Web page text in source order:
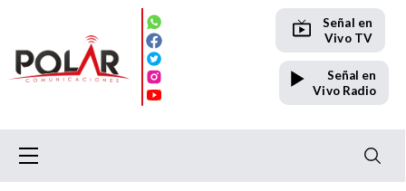
Señal en
Vivo TV
Señal en
Vivo Radio